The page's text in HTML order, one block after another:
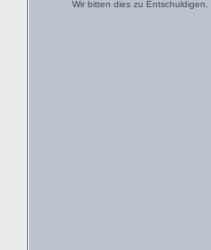
Wir bitten dies zu Entschuldigen.